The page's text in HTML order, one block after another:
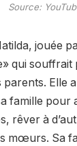
Source:
jouée
qui souffrait
Elle
famille pour
rêver à
mœurs. Sa